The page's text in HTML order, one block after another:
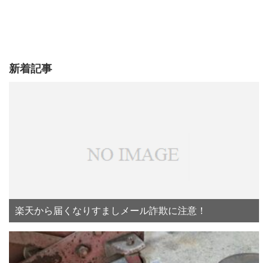
新着記事
楽天から届くなりすましメール詐欺に注意！